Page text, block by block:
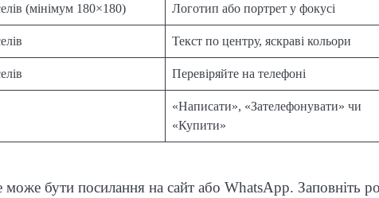
(мінімум 180×180) Логотип або портрет у фокусі
Текст по центру, яскраві кольори
Перевіряйте на телефоні
«Написати», «Зателефонувати» чи
«Купити»
бути посилання на сайт або WhatsApp. Заповніть